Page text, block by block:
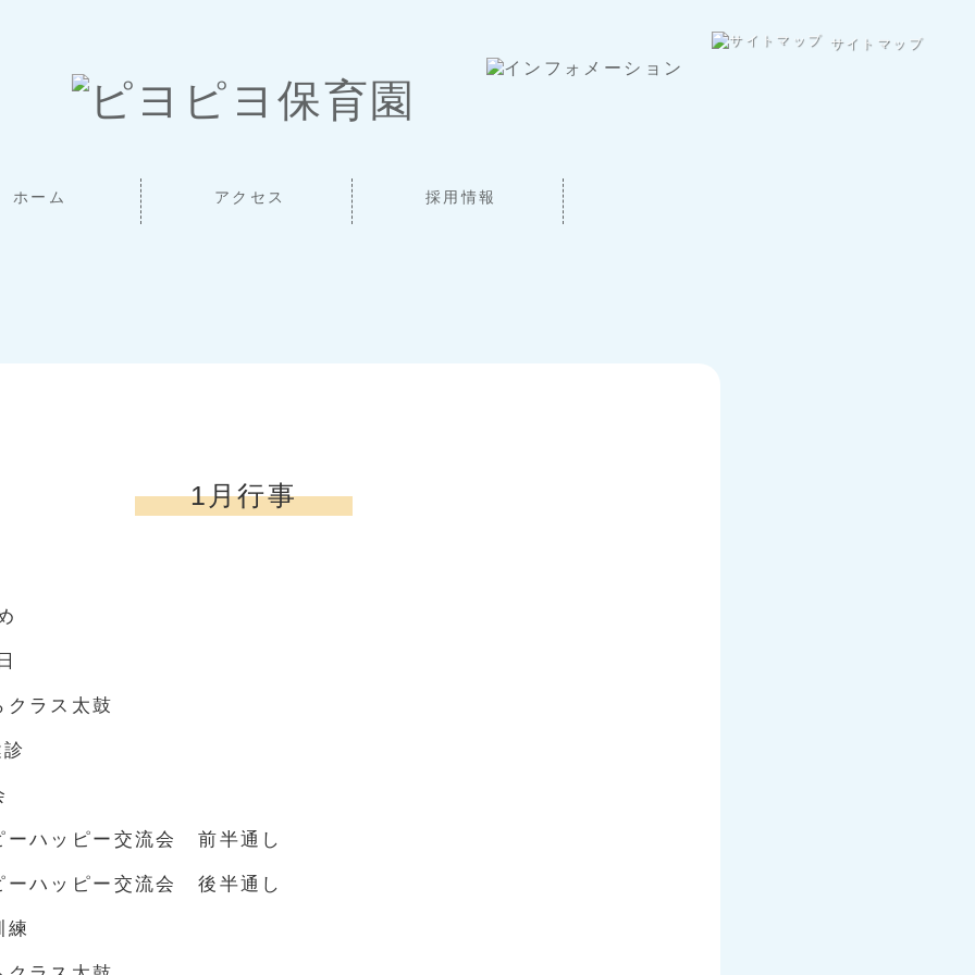
サイトマップ
ホーム アクセス 採用情報
1月行事
クラス太鼓
ーハッピー交流会 前半通し
ーハッピー交流会 後半通し
練